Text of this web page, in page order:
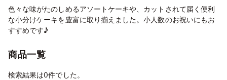
色々な味がたのしめるアソートケーキや、カットされて届く便利
な小分けケーキを豊富に取り揃えました。小人数のお祝いにもお
すすめです♪
商品一覧
検索結果は0件でした。